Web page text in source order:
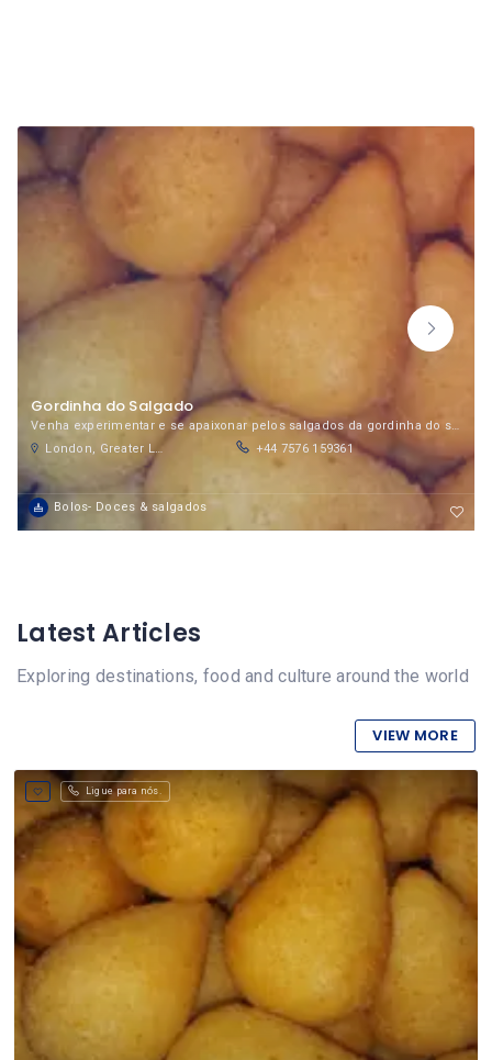
Gordinha do Salgado
Venha experimentar e se apaixonar pelos salgados da gordinha do salgado!
London, Greater London, England, United Kingdom
+44 7576 159361
Bolos- Doces & salgados
Latest Articles
Exploring destinations, food and culture around the world
VIEW MORE
Ligue para nós.